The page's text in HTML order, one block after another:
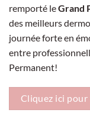
remporté leGrand
des meilleurs
journée forte en
entre
Permanent!
Cliquez ici